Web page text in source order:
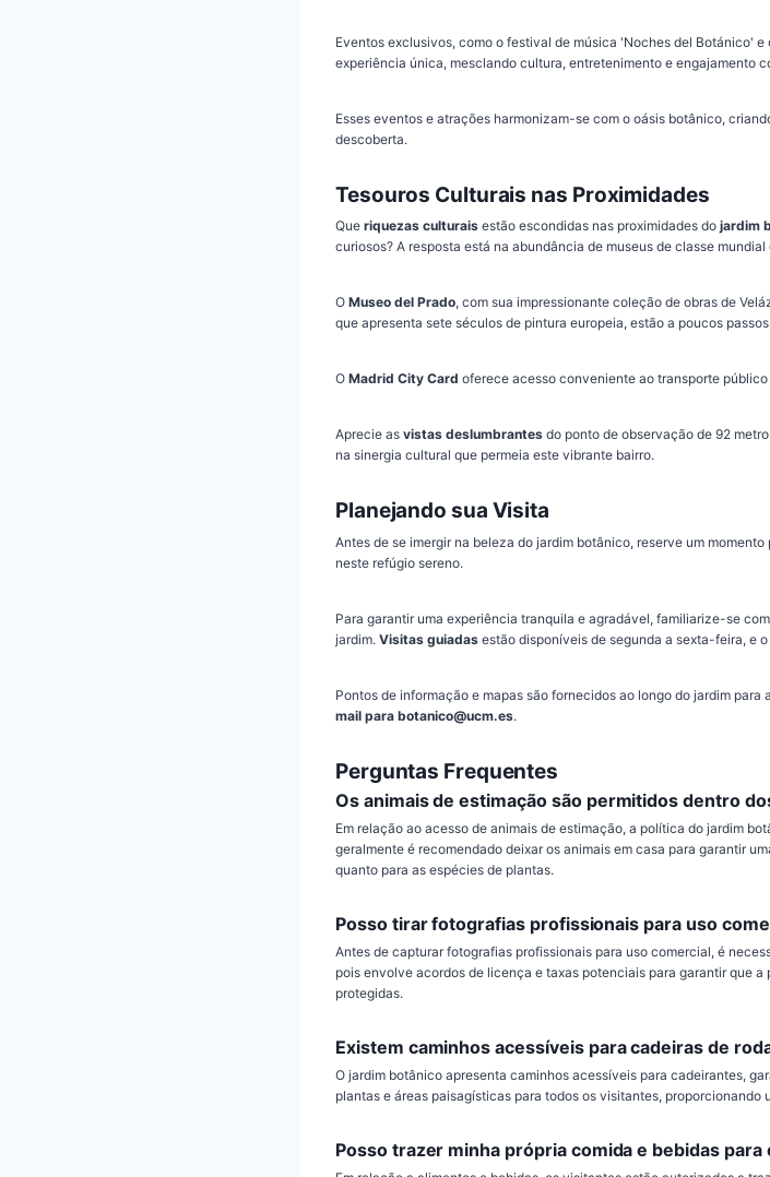
Eventos exclusivos, como o festival de música 'Noches del Botánico'
experiência única, mesclando cultura, entretenimento e engajamento
Esses eventos e atrações harmonizam-se com o oásis botânico,
descoberta.
Tesouros Culturais nas Proximidades
Que riquezas culturais estão escondidas nas proximidades do jardim
curiosos? A resposta está na abundância de museus de classe
O Museo del Prado, com sua impressionante coleção de obras de
que apresenta sete séculos de pintura europeia, estão a poucos
O Madrid City Card oferece acesso conveniente ao transporte
Aprecie as vistas deslumbrantes do ponto de observação de 92
na sinergia cultural que permeia este vibrante bairro.
Planejando sua Visita
Antes de se imergir na beleza do jardim botânico, reserve um
neste refúgio sereno.
Para garantir uma experiência tranquila e agradável, familiarize-se
jardim. Visitas guiadas estão disponíveis de segunda a sexta-feira, e
Pontos de informação e mapas são fornecidos ao longo do jardim para
mail para botanico@ucm.es.
Perguntas Frequentes
Os animais de estimação são permitidos dentro
Em relação ao acesso de animais de estimação, a política do jardim
geralmente é recomendado deixar os animais em casa para garantir
quanto para as espécies de plantas.
Posso tirar fotografias profissionais para uso
Antes de capturar fotografias profissionais para uso comercial, é
pois envolve acordos de licença e taxas potenciais para garantir que
protegidas.
Existem caminhos acessíveis para cadeiras de
O jardim botânico apresenta caminhos acessíveis para cadeirantes,
plantas e áreas paisagísticas para todos os visitantes,
Posso trazer minha própria comida e bebidas para